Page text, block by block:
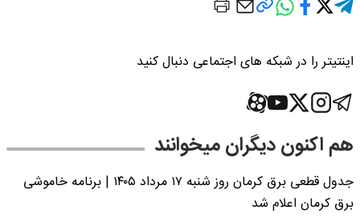
اینتیتر را در شبکه های اجتماعی دنبال کنید
هم اکنون دیگران میخوانند
جدول قطعی برق کرمان روز شنبه ۱۷ مرداد ۱۴۰۵ | برنامه خاموشی
برق کرمان اعلام شد